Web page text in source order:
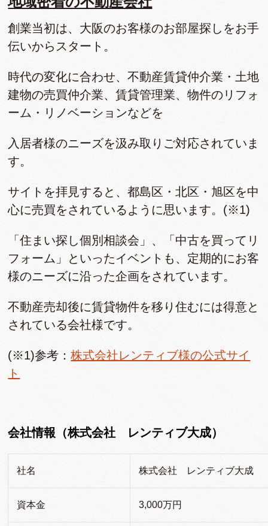
創業当初は、大阪のお客様のお部屋探しをお手
伝いからスタート。
時代の変化に合わせ、不動産賃貸仲介業・土地
建物の売買仲介業、賃貸管理業、物件のリフォ
ーム・リノベーションなどを
入居者様のニーズを汲み取りご対応されていま
す。
サイトを拝見すると、都島区・北区・旭区を中
心に売買をされているように思います。(※1)
「住まい探し個別相談会」、「中古を買ってリ
フォーム」といったイベントも、定期的にお客
様のニーズに沿った企画をされています。
不動産売却後に賃貸物件を移り住むには得意と
されている会社様です。
(※1)参考：株式会社レンティブ様の公式サイ
ト
会社情報（株式会社 レンティブ大成）
社名 株式会社 レンティブ大成
資本金 3,000万円